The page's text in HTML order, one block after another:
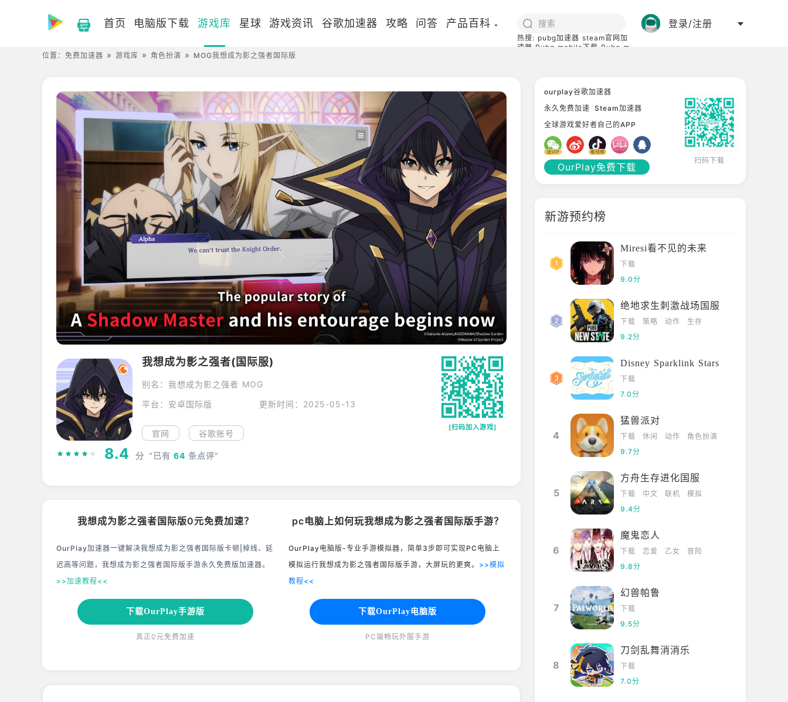
首页 电脑版下载 游戏库 星球 游戏资讯 谷歌加速器 攻略 问答 产品百科
热搜: pubg加速器 steam官网加
速器 Pubg mobile下载 Pubg m
登录/注册
位置： 免费加速器 游戏库 角色扮演 MOG我想成为影之强者国际版
我想成为影之强者(国际服)
别名：我想成为影之强者 MOG
平台：安卓国际版
更新时间：2025-05-13
官网 谷歌账号
[扫码加入游戏]
8.4 分 “已有 64 条点评”
我想成为影之强者国际版0元免费加速？
OurPlay加速器一键解决我想成为影之强者国际版卡顿|掉线、延
迟高等问题，我想成为影之强者国际版手游永久免费版加速器。
>>加速教程<<
下载OurPlay手游版
真正0元免费加速
pc电脑上如何玩我想成为影之强者国际版手游？
OurPlay电脑版-专业手游模拟器，简单3步即可实现PC电脑上
模拟运行我想成为影之强者国际版手游，大屏玩的更爽。 >>模拟
教程<<
下载OurPlay电脑版
PC端畅玩外服手游
ourplay谷歌加速器
永久免费加速 Steam加速器
全球游戏爱好者自己的APP
OurPlay免费下载
扫码下载
新游预约榜
Miresi看不见的未来
下载
9.0分
绝地求生刺激战场国服
下载 策略 动作
生存
9.2分
Disney Sparklink Stars
下载
7.0分
4
猛兽派对
下载 休闲 动作
角色扮演
9.7分
5
方舟生存进化国服
下载 中文 联机
模拟
9.4分
6
魔鬼恋人
下载 恋爱 乙女
冒险
9.8分
7
幻兽帕鲁
下载
9.5分
8
刀剑乱舞消消乐
下载
7.0分